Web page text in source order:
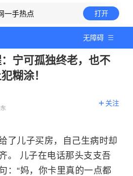
一手热点 打开
无障碍
宁可孤独终老，也不
糊涂！
关注
了儿子买房，自己生病时却
。 儿子在电话那头支支吾
：“妈，你卡里真的一点都